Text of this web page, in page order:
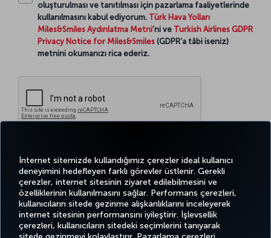
İnternet sitemizde kullandığımız çerezler ideal kullanıcı
deneyimini hedefleyen farklı görevler üstlenir. Gerekli
çerezler, internet sitesinin ziyaret edilebilmesini ve
özelliklerinin kullanılmasını sağlar. Performans çerezleri,
kullanıcıların sitede gezinme alışkanlıklarını inceleyerek
internet sitesinin performansını iyileştirir. İşlevsellik
çerezleri, kullanıcıların sitedeki seçimlerini tanıyarak
oluşturulması ve tanıtılması için pazarlama faaliyetlerinde
kullanılmasını kabul ediyorum. Türk Hava Yolları
Miles&Smiles Aydınlatma Metni’ni ve Turkish Airlines GDPR
Privacy Notice for Miles&Smiles (GDPR’a tâbi iseniz)
metnini okumanızı rica ederiz.
Devam
TwitterFacebook
Instagram
YoutubeLinkedIn
TiktokBlogPinterest
BİLET FIRSATLAR